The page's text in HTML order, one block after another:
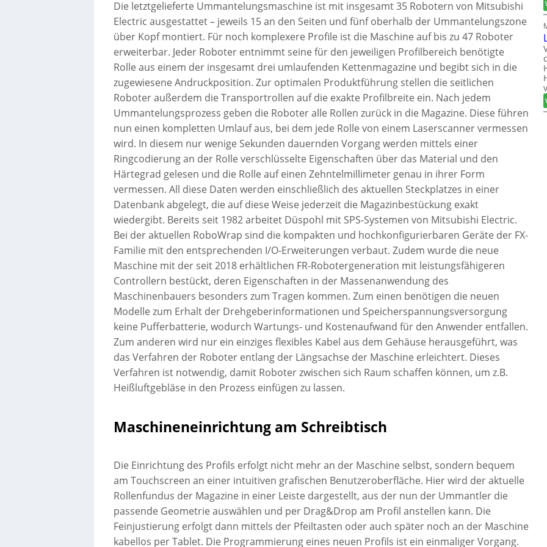
Die letztgelieferte Ummantelungsmaschine ist mit insgesamt 35 Robotern von Mitsubishi
Electric ausgestattet – jeweils 15 an den Seiten und fünf oberhalb der Ummantelungszone
über Kopf montiert. Für noch komplexere Profile ist die Maschine auf bis zu 47 Roboter
erweiterbar. Jeder Roboter entnimmt seine für den jeweiligen Profilbereich benötigte
Rolle aus einem der insgesamt drei umlaufenden Kettenmagazine und begibt sich in die
zugewiesene Andruckposition. Zur optimalen Produktführung stellen die seitlichen
Roboter außerdem die Transportrollen auf die exakte Profilbreite ein. Nach jedem
Ummantelungsprozess geben die Roboter alle Rollen zurück in die Magazine. Diese führen
nun einen kompletten Umlauf aus, bei dem jede Rolle von einem Laserscanner vermessen
wird. In diesem nur wenige Sekunden dauernden Vorgang werden mittels einer
Ringcodierung an der Rolle verschlüsselte Eigenschaften über das Material und den
Härtegrad gelesen und die Rolle auf einen Zehntelmillimeter genau in ihrer Form
vermessen. All diese Daten werden einschließlich des aktuellen Steckplatzes in einer
Datenbank abgelegt, die auf diese Weise jederzeit die Magazinbestückung exakt
wiedergibt. Bereits seit 1982 arbeitet Düspohl mit SPS-Systemen von Mitsubishi Electric.
Bei der aktuellen RoboWrap sind die kompakten und hochkonfigurierbaren Geräte der FX-
Familie mit den entsprechenden I/O-Erweiterungen verbaut. Zudem wurde die neue
Maschine mit der seit 2018 erhältlichen FR-Robotergeneration mit leistungsfähigeren
Controllern bestückt, deren Eigenschaften in der Massenanwendung des
Maschinenbauers besonders zum Tragen kommen. Zum einen benötigen die neuen
Modelle zum Erhalt der Drehgeberinformationen und Speicherspannungsversorgung
keine Pufferbatterie, wodurch Wartungs- und Kostenaufwand für den Anwender entfallen.
Zum anderen wird nur ein einziges flexibles Kabel aus dem Gehäuse herausgeführt, was
das Verfahren der Roboter entlang der Längsachse der Maschine erleichtert. Dieses
Verfahren ist notwendig, damit Roboter zwischen sich Raum schaffen können, um z.B.
Heißluftgebläse in den Prozess einfügen zu lassen.
Maschineneinrichtung am Schreibtisch
Die Einrichtung des Profils erfolgt nicht mehr an der Maschine selbst, sondern bequem
am Touchscreen an einer intuitiven grafischen Benutzeroberfläche. Hier wird der aktuelle
Rollenfundus der Magazine in einer Leiste dargestellt, aus der nun der Ummantler die
passende Geometrie auswählen und per Drag&Drop am Profil anstellen kann. Die
Feinjustierung erfolgt dann mittels der Pfeiltasten oder auch später noch an der Maschine
kabellos per Tablet. Die Programmierung eines neuen Profils ist ein einmaliger Vorgang.